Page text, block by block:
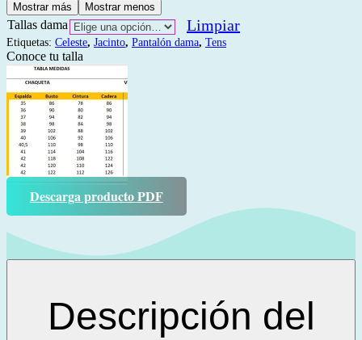
Mostrar más Mostrar menos
Tallas dama Limpiar
Etiquetas: Celeste, Jacinto, Pantalón dama, Tens
Conoce tu talla
Descarga producto PDF
Descripción del